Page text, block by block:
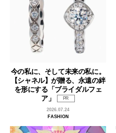
今の私に、そして未来の私に。
【シャネル】が贈る、永遠の絆
を形にする「ブライダルフェ
ア」
PR
2026.07.24
FASHION